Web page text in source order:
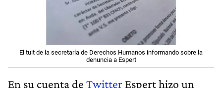
El tuit de la secretaría de Derechos Humanos informando sobre la
denuncia a Espert
En su cuenta de Twitter Espert hizo un